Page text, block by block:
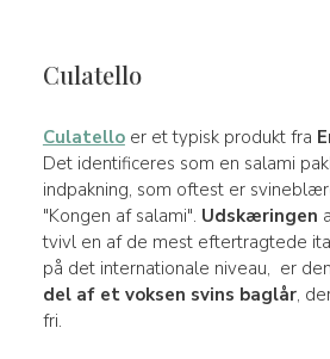
Culatello
Culatelloer et typisk produkt fra
Det identificeres som en salami
indpakning, som oftest er
"Kongen af salami". Udskæringen
tvivl en af de mest eftertragtede
på det internationale niveau, er den
del af et voksen svins baglår,
fri.